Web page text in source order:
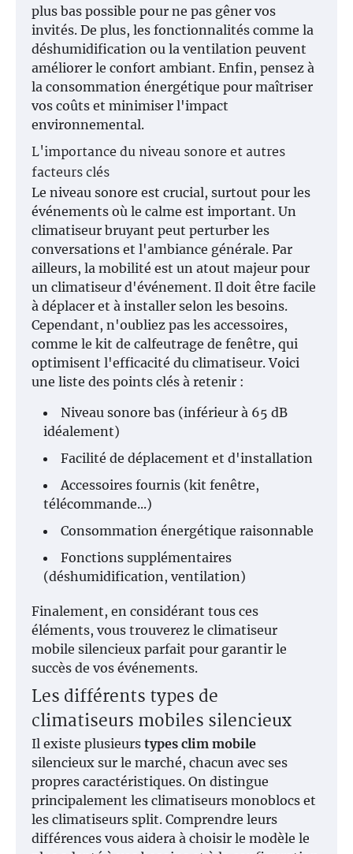
plus bas possible pour ne pas gêner vos
invités. De plus, les fonctionnalités comme la
déshumidification ou la ventilation peuvent
améliorer le confort ambiant. Enfin, pensez à
la consommation énergétique pour maîtriser
vos coûts et minimiser l'impact
environnemental.
L'importance du niveau sonore et autres
facteurs clés
Le niveau sonore est crucial, surtout pour les
événements où le calme est important. Un
climatiseur bruyant peut perturber les
conversations et l'ambiance générale. Par
ailleurs, la mobilité est un atout majeur pour
un climatiseur d'événement. Il doit être facile
à déplacer et à installer selon les besoins.
Cependant, n'oubliez pas les accessoires,
comme le kit de calfeutrage de fenêtre, qui
optimisent l'efficacité du climatiseur. Voici
une liste des points clés à retenir :
Niveau sonore bas (inférieur à 65 dB
idéalement)
Facilité de déplacement et d'installation
Accessoires fournis (kit fenêtre,
télécommande...)
Consommation énergétique raisonnable
Fonctions supplémentaires
(déshumidification, ventilation)
Finalement, en considérant tous ces
éléments, vous trouverez le climatiseur
mobile silencieux parfait pour garantir le
succès de vos événements.
Les différents types de
climatiseurs mobiles silencieux
Il existe plusieurs types clim mobile
silencieux sur le marché, chacun avec ses
propres caractéristiques. On distingue
principalement les climatiseurs monoblocs et
les climatiseurs split. Comprendre leurs
différences vous aidera à choisir le modèle le